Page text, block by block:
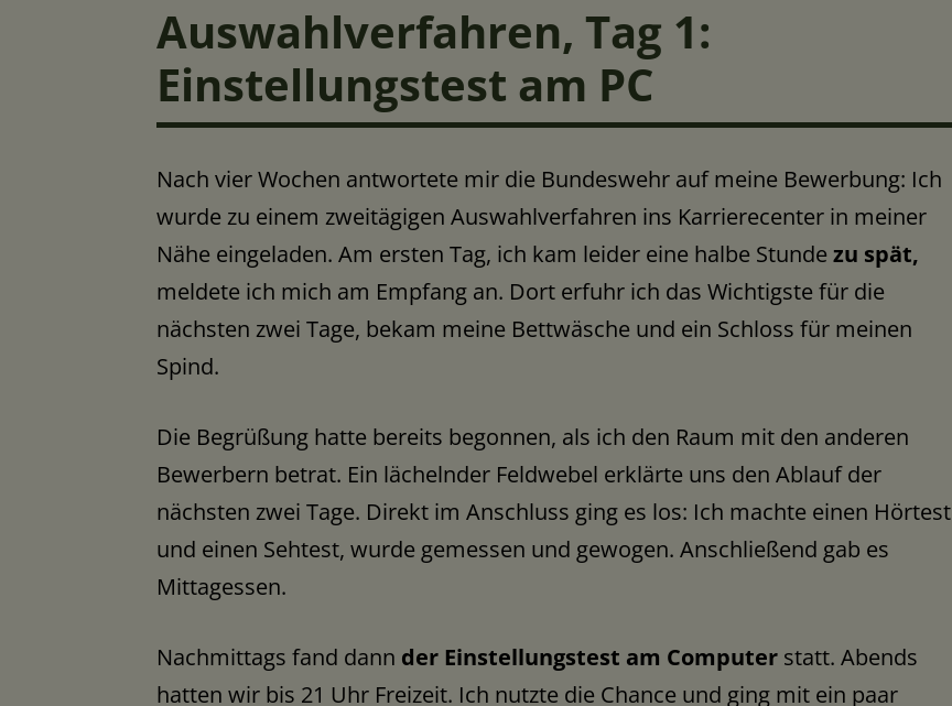
Auswahlverfahren, Tag 1:
Einstellungstest am PC
Nach vier Wochen antwortete mir die Bundeswehr auf meine Bewerbung: Ich
wurde zu einem zweitägigen Auswahlverfahren ins Karrierecenter in meiner
Nähe eingeladen. Am ersten Tag, ich kam leider eine halbe Stunde zu spät,
meldete ich mich am Empfang an. Dort erfuhr ich das Wichtigste für die
nächsten zwei Tage, bekam meine Bettwäsche und ein Schloss für meinen
Spind.
Die Begrüßung hatte bereits begonnen, als ich den Raum mit den anderen
Bewerbern betrat. Ein lächelnder Feldwebel erklärte uns den Ablauf der
nächsten zwei Tage. Direkt im Anschluss ging es los: Ich machte einen Hörtest
und einen Sehtest, wurde gemessen und gewogen. Anschließend gab es
Mittagessen.
Nachmittags fand dann der Einstellungstest am Computer statt. Abends
hatten wir bis 21 Uhr Freizeit. Ich nutzte die Chance und ging mit ein paar